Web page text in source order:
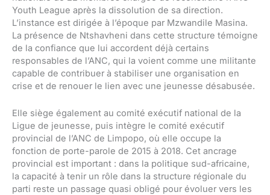
Youth League après la dissolution de sa direction.
L’instance est dirigée à l’époque par Mzwandile Masina.
La présence de Ntshavheni dans cette structure témoigne
de la confiance que lui accordent déjà certains
responsables de l’ANC, qui la voient comme une militante
capable de contribuer à stabiliser une organisation en
crise et de renouer le lien avec une jeunesse désabusée.
Elle siège également au comité exécutif national de la
Ligue de jeunesse, puis intègre le comité exécutif
provincial de l’ANC de Limpopo, où elle occupe la
fonction de porte-parole de 2015 à 2018. Cet ancrage
provincial est important : dans la politique sud-africaine,
la capacité à tenir un rôle dans la structure régionale du
parti reste un passage quasi obligé pour évoluer vers les